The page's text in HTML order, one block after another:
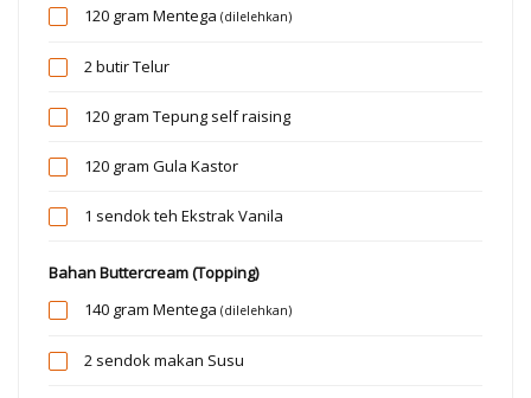
120 gram Mentega (dilelehkan)
2 butirTelur
120 gram Tepung self raising
120 gram Gula Kastor
1 sendok teh Ekstrak Vanila
Bahan Buttercream (Topping)
140 gram Mentega (dilelehkan)
2 sendok makan Susu